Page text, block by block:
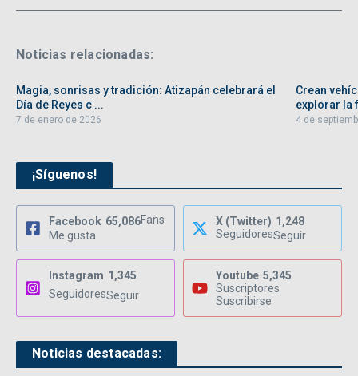
Noticias relacionadas:
Magia, sonrisas y tradición: Atizapán celebrará el
Día de Reyes c ...
7 de enero de 2026
Crean
explorar la
4 de
¡Síguenos!
Facebook 65,086Fans
Me gusta
X (Twitter) 1,248
SeguidoresSeguir
Instagram 1,345
SeguidoresSeguir
Youtube 5,345
Suscriptores
Suscribirse
Noticias destacadas: